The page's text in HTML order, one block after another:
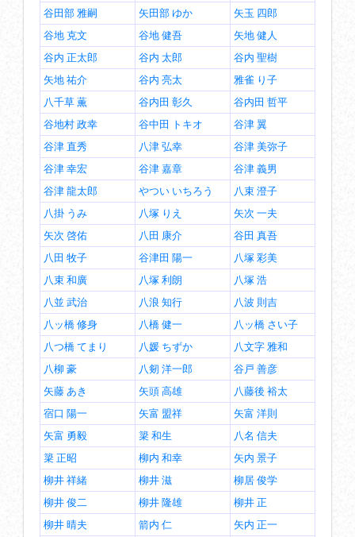
谷田部 雅嗣
矢田部 ゆか
矢玉 四郎
谷地 克文
谷地 健吾
矢地 健人
谷内 正太郎
谷内 太郎
谷内 聖樹
矢地 祐介
谷内 亮太
雅雀 り子
八千草 薫
谷内田 彰久
谷内田 哲平
谷地村 政幸
谷中田 トキオ
谷津 翼
谷津 直秀
八津 弘幸
谷津 美弥子
谷津 幸宏
谷津 嘉章
谷津 義男
谷津 龍太郎
やつい いちろう
八束 澄子
八掛 うみ
八塚 りえ
矢次 一夫
矢次 啓佑
八田 康介
谷田 真吾
八田 牧子
谷津田 陽一
八塚 彩美
八束 和廣
八塚 利朗
八塚 浩
八並 武治
八浪 知行
八波 則吉
八ッ橋 修身
八橋 健一
八ッ橋 さい子
八つ橋 てまり
八媛 ちずか
八文字 雅和
八柳 豪
八剱 洋一郎
谷戸 善彦
矢藤 あき
矢頭 高雄
八藤後 裕太
宿口 陽一
矢富 盟祥
矢富 洋則
矢富 勇毅
簗 和生
八名 信夫
簗 正昭
柳内 和幸
矢内 景子
柳井 祥緒
柳井 滋
柳居 俊学
柳井 俊二
柳井 隆雄
柳井 正
柳井 晴夫
箭内 仁
矢内 正一